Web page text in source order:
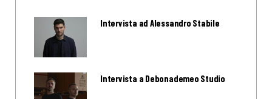
Intervista ad Alessandro Stabile
Intervista a Debonademeo Studio